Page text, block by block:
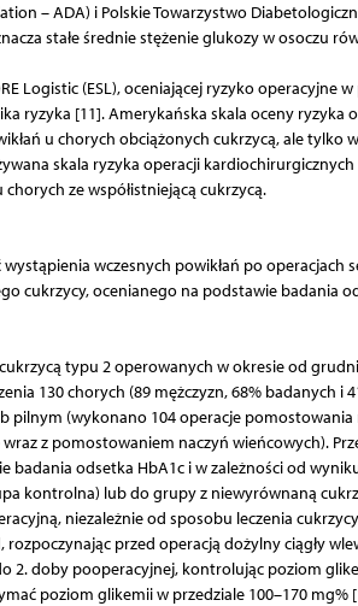
– ADA) i Polskie Towarzystwo
stałe średnie stężenie glukozy w osoczu
Logistic (ESL), oceniającej ryzyko
ryzyka [11]. Amerykańska skala oceny ryzyka
u chorych obciążonych cukrzycą, ale tylko
skala ryzyka operacji
ze współistniejącą cukrzycą.
wczesnych powikłań po operacjach
cukrzycy, ocenianego na podstawie badania
typu 2 operowanych w okresie od
130 chorych (89 mężczyzn, 68% badanych i
(wykonano 104 operacje pomostowania
z pomostowaniem naczyń wieńcowych).
badania odsetka HbA1c i w zależności od
kontrolna) lub do grupy z niewyrównaną
niezależnie od sposobu leczenia
przed operacją dożylny ciągły
2. doby pooperacyjnej, kontrolując poziom
poziom glikemii w przedziale 100–170 mg%